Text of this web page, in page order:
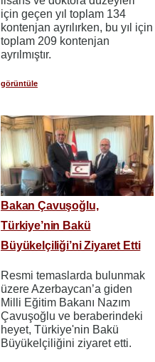
için geçen yıl toplam 134
kontenjan ayrılırken, bu yıl için
toplam 209 kontenjan
ayrılmıştır.
görüntüle
Bakan Çavuşoğlu,
Türkiye’nin Bakü
Büyükelçiliği’ni Ziyaret Etti
Resmi temaslarda bulunmak
üzere Azerbaycan’a giden
Milli Eğitim Bakanı Nazım
Çavuşoğlu ve beraberindeki
heyet, Türkiye'nin Bakü
Büyükelçiliğini ziyaret etti.